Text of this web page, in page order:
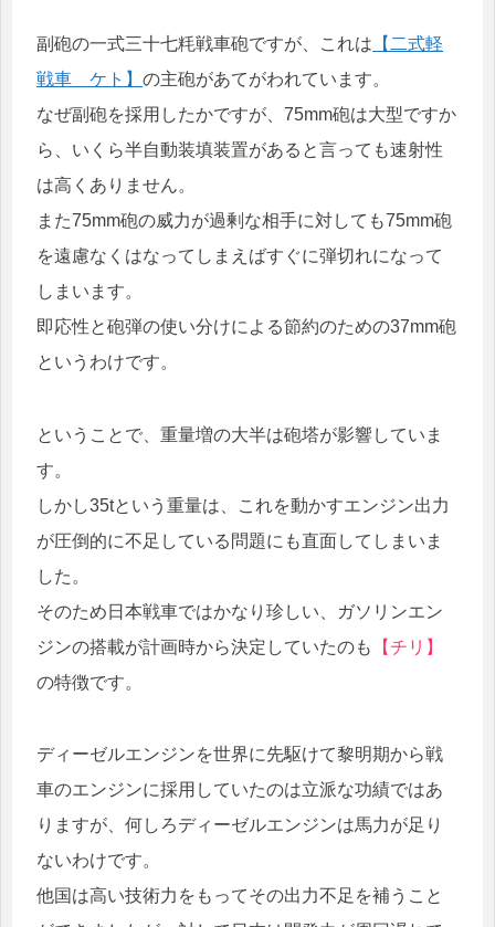
副砲の一式三十七粍戦車砲ですが、これは 【二式軽
戦車 ケト】 の主砲があてがわれています。
なぜ副砲を採用したかですが、75mm砲は大型ですか
ら、いくら半自動装填装置があると言っても速射性
は高くありません。
また75mm砲の威力が過剰な相手に対しても75mm砲
を遠慮なくはなってしまえばすぐに弾切れになって
しまいます。
即応性と砲弾の使い分けによる節約のための37mm砲
というわけです。
ということで、重量増の大半は砲塔が影響していま
す。
しかし35tという重量は、これを動かすエンジン出力
が圧倒的に不足している問題にも直面してしまいま
した。
そのため日本戦車ではかなり珍しい、ガソリンエン
ジンの搭載が計画時から決定していたのも
【チリ】
の特徴です。
ディーゼルエンジンを世界に先駆けて黎明期から戦
車のエンジンに採用していたのは立派な功績ではあ
りますが、何しろディーゼルエンジンは馬力が足り
ないわけです。
他国は高い技術力をもってその出力不足を補うこと